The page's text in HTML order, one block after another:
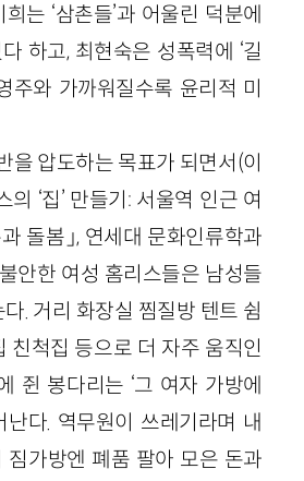
는 ‘삼촌들’과 어울린 덕분에
하고, 최현숙은 성폭력에 ‘길
주와 가까워질수록 윤리적 미
을 압도하는 목표가 되면서(이
의 ‘집’ 만들기: 서울역 인근 여
돌봄」, 연세대 문화인류학과
안한 여성 홈리스들은 남성들
. 거리 화장실 찜질방 텐트 쉼
친척집 등으로 더 자주 움직인
쥔 봉다리는 ‘그 여자 가방에
난다. 역무원이 쓰레기라며 내
짐가방엔 폐품 팔아 모은 돈과